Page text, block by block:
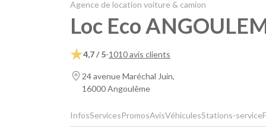
Agence de location voiture & camion
Loc Eco
4,7 / 5-1010 avis clients
24 avenue Maréchal Juin,
16000 Angoulême
InfosServicesPromosAvisVéhiculesStations-service